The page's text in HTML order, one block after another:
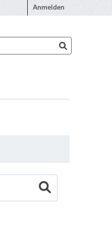
Anmelden